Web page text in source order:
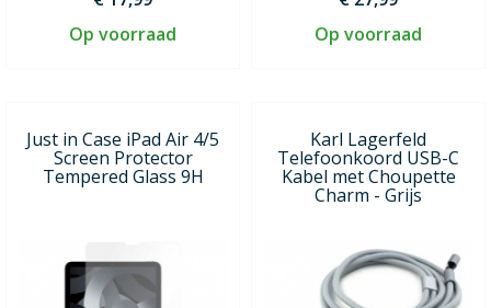
Op voorraad
Op voorraad
Just in Case iPad Air 4/5
Screen Protector
Tempered Glass 9H
Karl Lagerfeld
Telefoonkoord USB-C
Kabel met Choupette
Charm - Grijs